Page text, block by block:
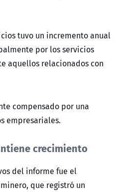
tuvo un incremento anual
por los servicios
aquellos relacionados con
compensado por una
empresariales.
crecimiento
del informe fue el
que registró un